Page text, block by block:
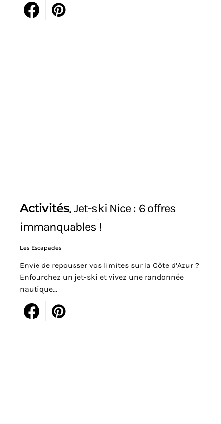
Activités Jet-ski Nice : 6 offres
immanquables !
Les Escapades
Envie de repousser vos limites sur la Côte d’Azur ?
Enfourchez un jet-ski et vivez une randonnée
nautique…